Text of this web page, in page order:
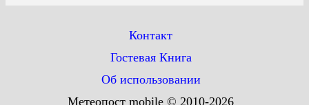
Контакт
Гостевая Книга
Об использовании
Метеопост mobile © 2010-2026